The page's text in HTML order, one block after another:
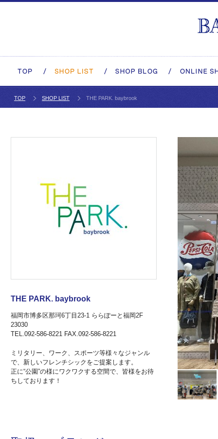
TOP SHOP LIST THE PARK. baybrook
THE PARK. baybrook
福岡市博多区那珂6丁目23-1 ららぽーと福岡2F
23030
TEL.092-586-8221 FAX.092-586-8221
ミリタリー、ワーク、スポーツ等様々なジャンル
で、新しいフレンチシックをご提案します。
正に“公園”の様にワクワクする空間で、皆様をお待
ちしております！